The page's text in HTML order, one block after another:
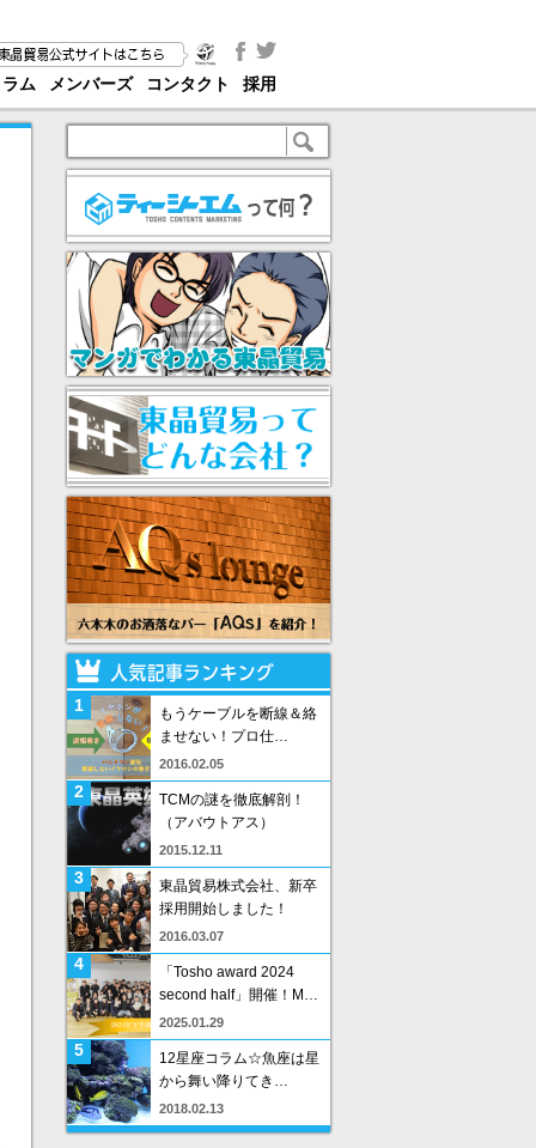
ム メンバーズ コンタクト 採用
1
もうケーブルを断線＆絡
ませない！プロ仕…
2016.02.05
2
TCMの謎を徹底解剖！
（アバウトアス）
2015.12.11
3
東晶貿易株式会社、新卒
採用開始しました！
2016.03.07
4
「Tosho award 2024
second half」開催！M…
2025.01.29
5
12星座コラム☆魚座は星
から舞い降りてき…
2018.02.13